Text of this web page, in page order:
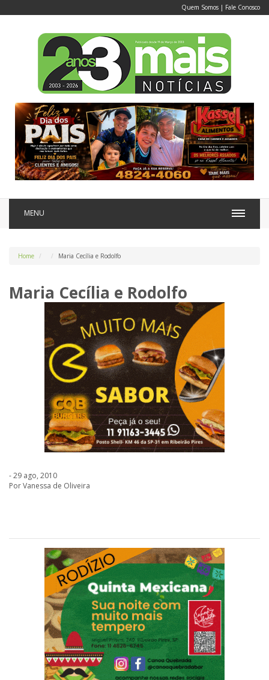
Quem Somos | Fale Conosco
MENU
Home Maria Cecília e Rodolfo
Maria Cecília e Rodolfo
- 29 ago, 2010
Por Vanessa de Oliveira